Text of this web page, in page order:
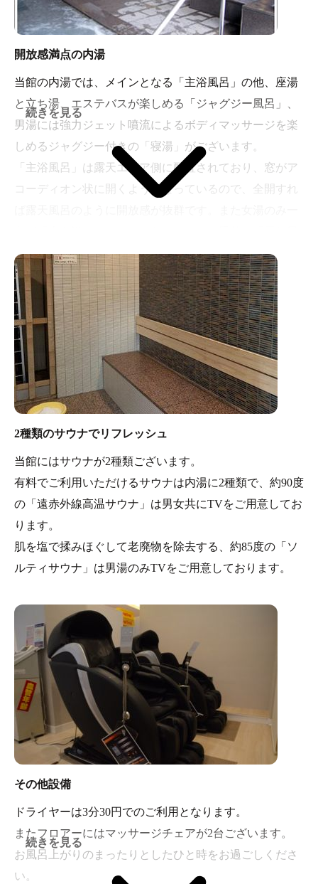
開放感満点の内湯
当館の内湯では、メインとなる「主浴風呂」の他、座湯
と立ち湯、エステバスが楽しめる「ジャグジー風呂」、
男湯には強力ジェット噴流によるボディマッサージを楽
しめるジャグジー付きの「寝湯」がございます。
「主浴風呂」は露天エリア側に配置されており、窓がア
コーディオン状に開くようになっているので、全開すれ
呂」を設けています。
さらに水温約18度の「菊炭冷水風呂」には木炭の中でも
最高級と称される菊炭が使用されており、サウナや入浴
と併用すれば新陳代謝のアップが期待できます。
続きを見る
2種類のサウナでリフレッシュ
当館にはサウナが2種類ございます。
有料でご利用いただけるサウナは内湯に2種類で、約90度
の「遠赤外線高温サウナ」は男女共にTVをご用意してお
ります。
肌を塩で揉みほぐして老廃物を除去する、約85度の「ソ
ルティサウナ」は男湯のみTVをご用意しております。
その他設備
ドライヤーは3分30円でのご利用となります。
またフロアーにはマッサージチェアが2台ございます。
お風呂上がりのまったりとしたひと時をお過ごしくださ
い。
続きを見る